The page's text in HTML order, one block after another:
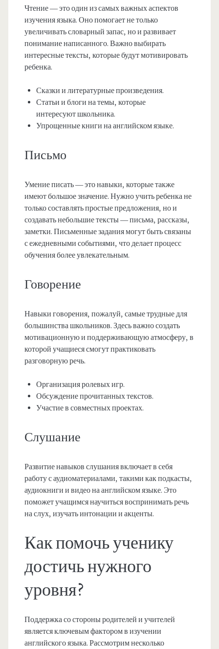
Чтение — это один из самых важных аспектов
изучения языка. Оно помогает не только
увеличивать словарный запас, но и развивает
понимание написанного. Важно выбирать
интересные тексты, которые будут мотивировать
ребенка.
Сказки и литературные произведения.
Статьи и блоги на темы, которые
интересуют школьника.
Упрощенные книги на английском языке.
Письмо
Умение писать — это навыки, которые также
имеют большое значение. Нужно учить ребенка не
только составлять простые предложения, но и
создавать небольшие тексты — письма, рассказы,
заметки. Письменные задания могут быть связаны
с ежедневными событиями, что делает процесс
обучения более увлекательным.
Говорение
Навыки говорения, пожалуй, самые трудные для
большинства школьников. Здесь важно создать
мотивационную и поддерживающую атмосферу, в
которой учащиеся смогут практиковать
разговорную речь.
Организация ролевых игр.
Обсуждение прочитанных текстов.
Участие в совместных проектах.
Слушание
Развитие навыков слушания включает в себя
работу с аудиоматериалами, такими как подкасты,
аудиокниги и видео на английском языке. Это
поможет учащимся научиться воспринимать речь
на слух, изучать интонации и акценты.
Как помочь ученику
достичь нужного
уровня?
Поддержка со стороны родителей и учителей
является ключевым фактором в изучении
английского языка. Рассмотрим несколько